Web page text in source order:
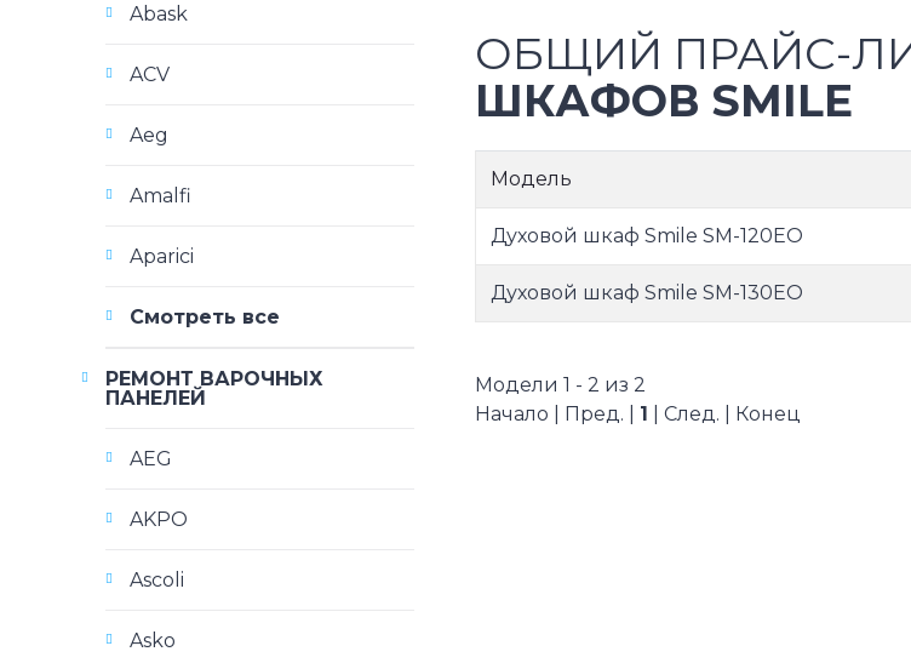
ОБЩИЙ ПРАЙС-
ШКАФОВ SMILE
Модель
Духовой шкаф Smile SM-120EO
Духовой шкаф Smile SM-130EO
Модели 1 - 2 из 2
Начало | Пред. | 1 | След. | Конец
Abask
ACV
Aeg
Amalfi
Aparici
Смотреть все
РЕМОНТ ВАРОЧНЫХ
ПАНЕЛЕЙ
AEG
AKPO
Ascoli
Asko